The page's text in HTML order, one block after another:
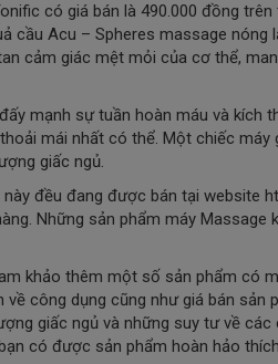
có giá bán là 490.000 đồng
cầu Acu – Spheres massage nóng
cảm giác mệt mỏi của cơ thể,
mạnh sự tuần hoàn máu và kích
mái nhất có thể. Một chiếc máy
giấc ngủ.
đều đang được bán tại website
Những sản phẩm máy
khảo thêm một số sản phẩm có
công dụng cũng như giá bán sản
giấc ngủ và những suy tư về
có được sản phẩm hoàn hảo